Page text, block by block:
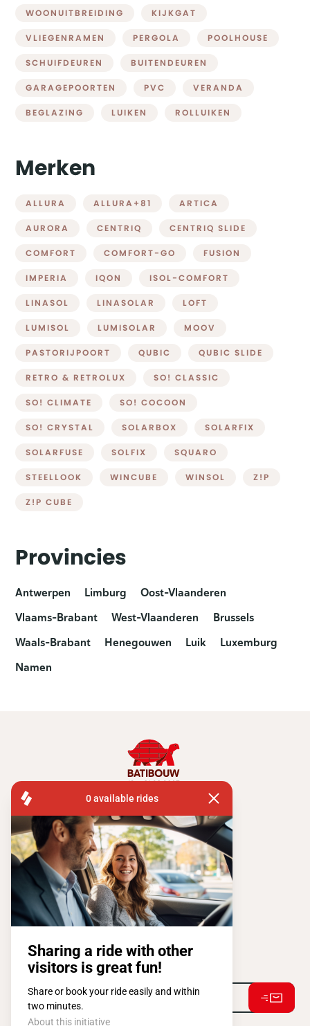
WOONUITBREIDING KIJKGAT
VLIEGENRAMEN PERGOLA POOLHOUSE
SCHUIFDEUREN BUITENDEUREN
GARAGEPOORTEN PVC VERANDA
BEGLAZING LUIKEN ROLLUIKEN
Merken
ALLURA ALLURA+81 ARTICA
AURORA CENTRIQ CENTRIQ SLIDE
COMFORT COMFORT-GO FUSION
IMPERIA IQON ISOL-COMFORT
LINASOL LINASOLAR LOFT
LUMISOL LUMISOLAR MOOV
PASTORIJPOORT QUBIC QUBIC SLIDE
RETRO & RETROLUX SO! CLASSIC
SO! CLIMATE SO! COCOON
SO! CRYSTAL SOLARBOX SOLARFIX
SOLARFUSE SOLFIX SQUARO
STEELLOOK WINCUBE WINSOL Z!P
Z!P CUBE
Provincies
Antwerpen Limburg
Oost-Vlaanderen
Vlaams-Brabant
West-Vlaanderen
Brussels
Waals-Brabant
Henegouwen Luik
Luxemburg
Namen
FISA OPERATIONS
ATOMIUMSQUARE, 1 PB 505
1020 BRUSSEL
Tel:+ 32 2 663 14 01
Stay connected !